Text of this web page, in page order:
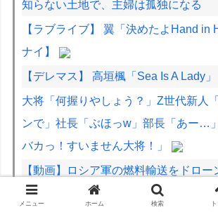
知らない土地で、主婦は孤独になる
【ラブライブ】 翼「決めたよHand in
ナイ】
【デレマス】 高垣楓「Sea Is A Lady」
大将「何握りやしょう？」Z世代新人
ンで」社長「ぶほっw」部長「あー…
バカっ！すいません大将！」
【動画】ロシア軍の燃料輸送をドロー
クライナ。
メニュー ホーム 検索